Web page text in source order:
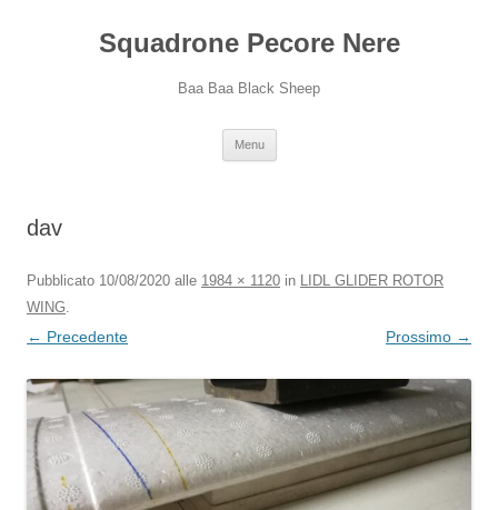
Squadrone Pecore Nere
Baa Baa Black Sheep
Menu
dav
Pubblicato 10/08/2020 alle 1984 × 1120 in LIDL GLIDER ROTOR
WING.
← Precedente Prossimo →